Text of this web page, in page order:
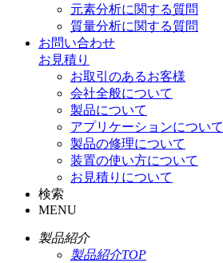
元素分析に関する質問
質量分析に関する質問
お問い合わせ
お見積り
お取引のあるお客様
会社全般について
製品について
アプリケーションについて
製品の修理について
装置の使い方について
お見積りについて
検索
MENU
製品紹介
製品紹介TOP